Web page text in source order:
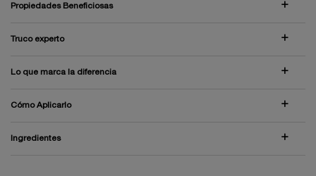
Propiedades Beneficiosas
Truco experto
Lo que marca la diferencia
Cómo Aplicarlo
Ingredientes